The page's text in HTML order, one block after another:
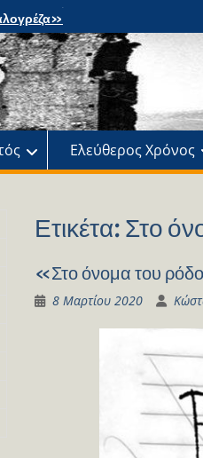
μια
Φιξ
του
Τα παιδιά της
«Τοντόρ, από
Ελεύθερος Χρόνος
Ετικέτα:Στο
«Στο όνομα του
8 Μαρτίου 2020